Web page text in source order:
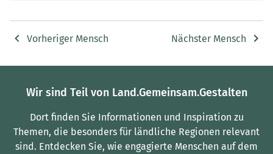
Vorheriger Mensch Nächster Mensch
Wir sind Teil von Land.Gemeinsam.Gestalten
Dort finden Sie Informationen und Inspiration zu
Themen, die besonders für ländliche Regionen relevant
sind. Entdecken Sie, wie engagierte Menschen auf dem